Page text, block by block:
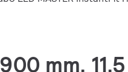
mm,